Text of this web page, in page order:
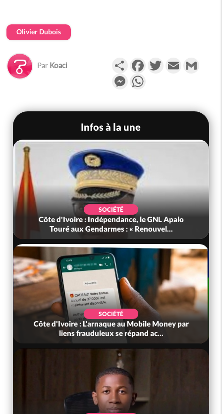
Olivier Dubois
Par Koaci PartagerFacebookTwitterEmail
Messenger
Infos à la une
SOCIÉTÉ
Côte d'Ivoire : Indépendance, le GNL Apalo
Touré aux Gendarmes : « Renouvel...
SOCIÉTÉ
Côte d'Ivoire : L'arnaque au Mobile Money par
liens frauduleux se répand ac...